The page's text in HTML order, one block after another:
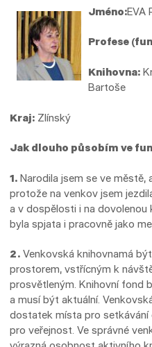
Jméno:EVA
Profese
Knihovna:
Bartoše
Kraj: Zlínský
Jak dlouho působím ve
1. Narodila jsem se ve městě,
protože na venkov jsem
a v dospělosti i na dovolenou
byla spjata i pracovně jako
2. Venkovská knihovnamá
prostorem, vstřícným k
prosvětleným. Knihovní fond
a musí být aktuální.
dostatek místa pro
pro veřejnost. Ve správné